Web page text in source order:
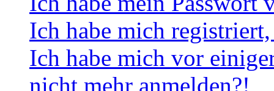
Ich habe mich
Ich habe mich vor
nicht mehr anmelden?!